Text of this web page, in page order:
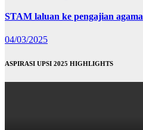
STAM laluan ke pengajian agama
04/03/2025
ASPIRASI UPSI 2025 HIGHLIGHTS